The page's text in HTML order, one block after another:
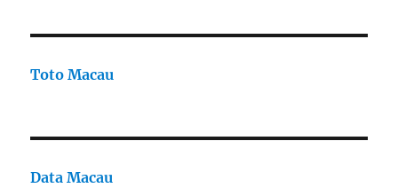
Toto Macau
Data Macau